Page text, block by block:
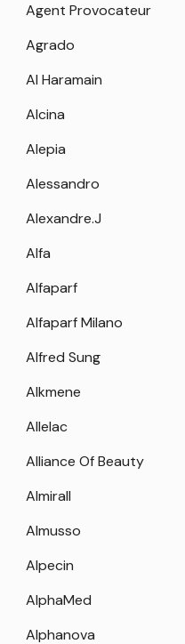
Agent Provocateur
Agrado
Al Haramain
Alcina
Alepia
Alessandro
Alexandre.J
Alfa
Alfaparf
Alfaparf Milano
Alfred Sung
Alkmene
Allelac
Alliance Of Beauty
Almirall
Almusso
Alpecin
AlphaMed
Alphanova